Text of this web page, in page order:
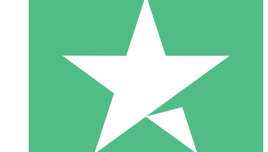
Pacchetti di Crediti Individuali
Paga a consumo con crediti di download. Nessun impegno
1 Download
10